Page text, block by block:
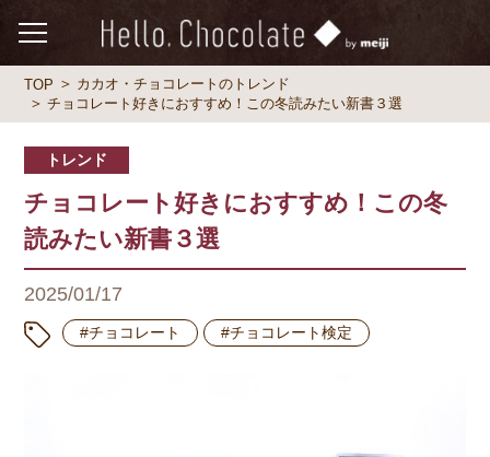
TOP
カカオ・チョコレートのトレンド
チョコレート好きにおすすめ！この冬読みたい新書３選
トレンド
チョコレート好きにおすすめ！この冬
読みたい新書３選
2025/01/17
#チョコレート #チョコレート検定